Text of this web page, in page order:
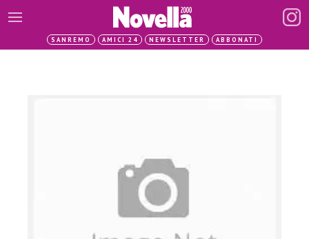
SANREMO AMICI 24 NEWSLETTER ABBONATI